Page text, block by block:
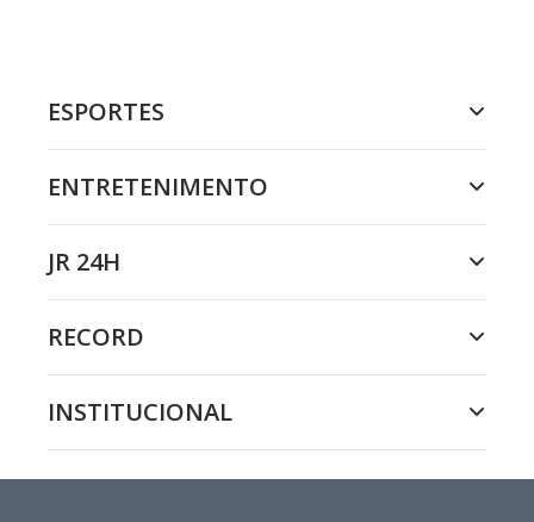
ESPORTES
ENTRETENIMENTO
JR 24H
RECORD
INSTITUCIONAL